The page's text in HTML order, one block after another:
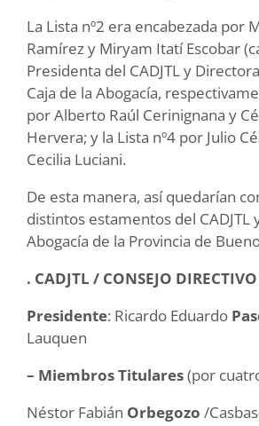
La Lista nº2 era encabezada por
Ramírez y Miryam Itatí Escobar
Presidenta del CADJTL y
Caja de la Abogacía,
por Alberto Raúl Cerinignana y
Hervera; y la Lista nº4 por Julio
Cecilia Luciani.
De esta manera, así quedarían
distintos estamentos del CADJTL
Abogacía de la Provincia de
. CADJTL / CONSEJO DIRECTIVO
Presidente: Ricardo Eduardo
Lauquen
– Miembros Titulares(por
Néstor Fabián Orbegozo /